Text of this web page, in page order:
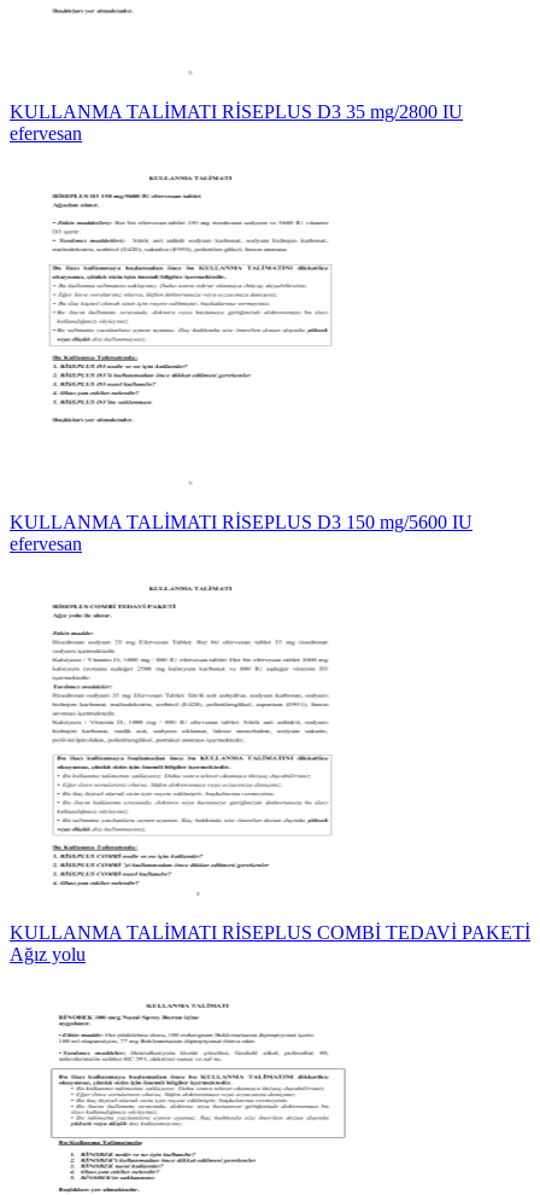
KULLANMA TALİMATI RİSEPLUS D3 35 mg/2800 IU
efervesan
KULLANMA TALİMATI RİSEPLUS D3 150 mg/5600 IU
efervesan
KULLANMA TALİMATI RİSEPLUS COMBİ TEDAVİ PAKETİ
Ağız yolu